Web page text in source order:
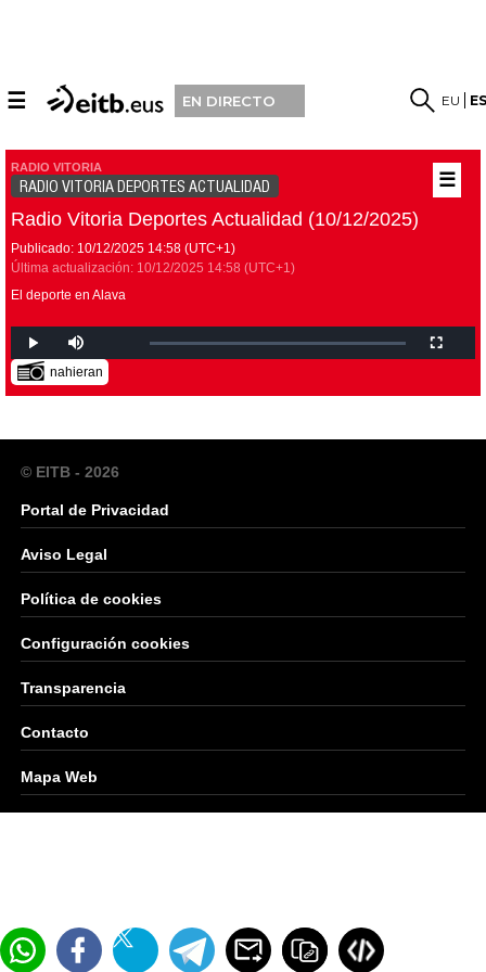
☰ EN DIRECTO EU
☰
RADIO VITORIA
RADIO VITORIA DEPORTES ACTUALIDAD
Radio Vitoria Deportes Actualidad (10/12/2025)
Publicado: 10/12/2025 14:58 (UTC+1)
Última actualización: 10/12/2025 14:58 (UTC+1)
El deporte en Alava
nahieran
© EITB - 2026
Portal de Privacidad
Aviso Legal
Política de cookies
Configuración cookies
Transparencia
Contacto
Mapa Web